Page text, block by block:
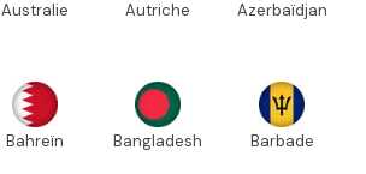
Australie Autriche Azerbaïdjan
Bahreïn Bangladesh Barbade